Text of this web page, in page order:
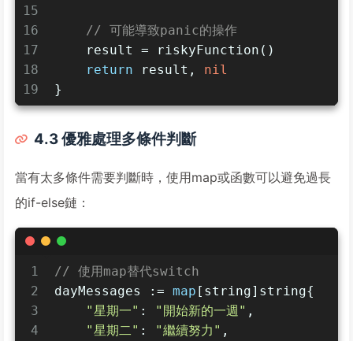
15
16
17
18
19
// 可能導致panic的操作
    result = riskyFunction()
return result, nil
}
4.3 優雅處理多條件判斷
當有太多條件需要判斷時，使用map或函數可以避免過長
的if-else鏈：
1
2
3
4
// 使用map替代switch
dayMessages := map [ string] string{
"星期一" : "開始新的一週" ,
"星期二" : "繼續努力" ,